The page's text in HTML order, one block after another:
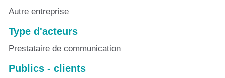
Autre entreprise
Type d'acteurs
Prestataire de communication
Publics - clients